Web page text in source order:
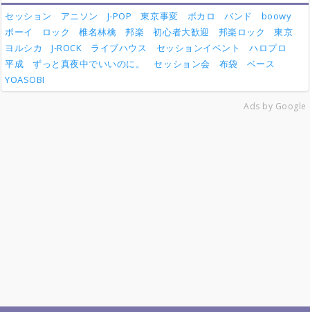
セッション アニソン J-POP 東京事変 ボカロ バンド
boowy
ボーイ
ロック 椎名林檎 邦楽 初心者大歓迎 邦楽ロック
東京
ヨルシカ
J-ROCK ライブハウス セッションイベント
ハロプロ
平成
ずっと真夜中でいいのに。 セッション会 布袋
ベース
YOASOBI
Ads by Google